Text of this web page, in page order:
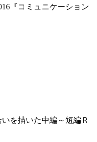
『コミュニケーション
を描いた中編～短編Ｒ